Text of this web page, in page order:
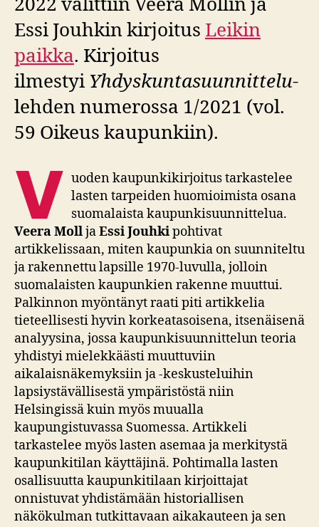
2022 valittiin Veera Mollin ja
Essi Jouhkin kirjoitus Leikin
paikka. Kirjoitus
ilmestyi Yhdyskuntasuunnittelu-
lehden numerossa 1/2021 (vol.
59 Oikeus kaupunkiin).
V uoden kaupunkikirjoitus tarkastelee
lasten tarpeiden huomioimista osana
suomalaista kaupunkisuunnittelua.
Veera MolljaEssi Jouhkipohtivat
artikkelissaan, miten kaupunkia on suunniteltu
ja rakennettu lapsille 1970-luvulla, jolloin
suomalaisten kaupunkien rakenne muuttui.
Palkinnon myöntänyt raati piti artikkelia
tieteellisesti hyvin korkeatasoisena, itsenäisenä
analyysina, jossa kaupunkisuunnittelun teoria
yhdistyi mielekkäästi muuttuviin
aikalaisnäkemyksiin ja -keskusteluihin
lapsiystävällisestä ympäristöstä niin
Helsingissä kuin myös muualla
kaupungistuvassa Suomessa. Artikkeli
tarkastelee myös lasten asemaa ja merkitystä
kaupunkitilan käyttäjinä. Pohtimalla lasten
osallisuutta kaupunkitilaan kirjoittajat
onnistuvat yhdistämään historiallisen
näkökulman tutkittavaan aikakauteen ja sen